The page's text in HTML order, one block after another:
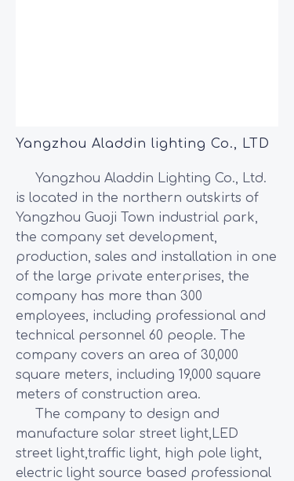
Yangzhou Aladdin lighting Co., LTD
Yangzhou Aladdin Lighting Co., Ltd.
is located in the northern outskirts of
Yangzhou Guoji Town industrial park,
the company set development,
production, sales and installation in one
of the large private enterprises, the
company has more than 300
employees, including professional and
technical personnel 60 people. The
company covers an area of 30,000
square meters, including 19,000 square
meters of construction area.
The company to design and
manufacture solar street light,LED
street light,traffic light, high pole light,
electric light source based professional